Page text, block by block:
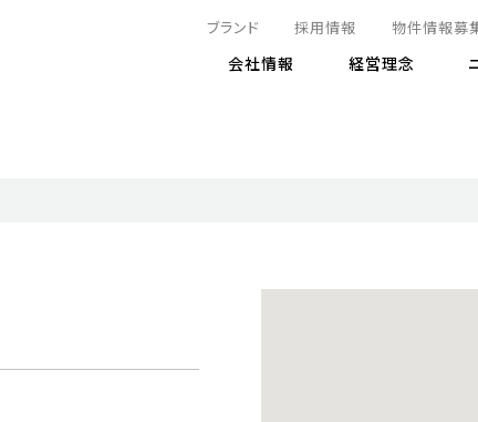
株式
エネルギー使用量の削減
人と社会とともに
リス
ブランド 採用情報 物件情報募
会社情報 経営理念